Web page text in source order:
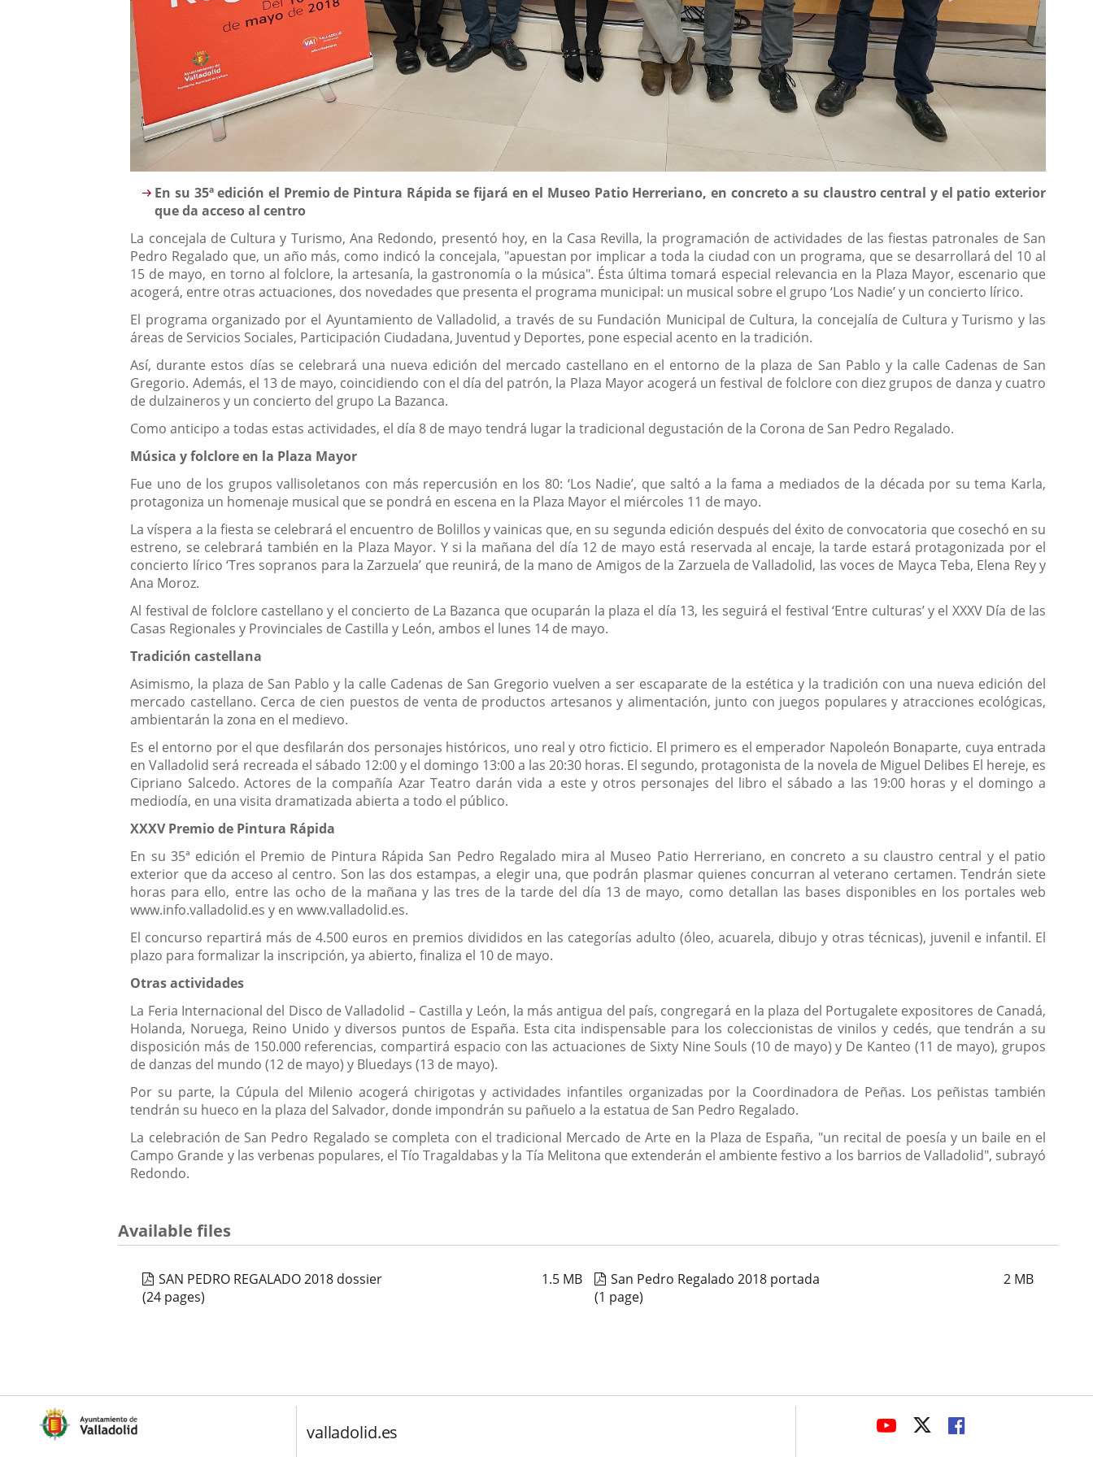
Descripción
En su 35ª edición el Premio de Pintura Rápida se fijará en el Museo Patio Herreriano, en concreto a su claustro central y el patio exterior
que da acceso al centro
La concejala de Cultura y Turismo, Ana Redondo, presentó hoy, en la Casa Revilla, la programación de actividades de las fiestas patronales de San
Pedro Regalado que, un año más, como indicó la concejala, "apuestan por implicar a toda la ciudad con un programa, que se desarrollará del 10 al
15 de mayo, en torno al folclore, la artesanía, la gastronomía o la música". Ésta última tomará especial relevancia en la Plaza Mayor, escenario que
acogerá, entre otras actuaciones, dos novedades que presenta el programa municipal: un musical sobre el grupo ‘Los Nadie’ y un concierto lírico.
El programa organizado por el Ayuntamiento de Valladolid, a través de su Fundación Municipal de Cultura, la concejalía de Cultura y Turismo y las
áreas de Servicios Sociales, Participación Ciudadana, Juventud y Deportes, pone especial acento en la tradición.
Así, durante estos días se celebrará una nueva edición del mercado castellano en el entorno de la plaza de San Pablo y la calle Cadenas de San
Gregorio. Además, el 13 de mayo, coincidiendo con el día del patrón, la Plaza Mayor acogerá un festival de folclore con diez grupos de danza y cuatro
de dulzaineros y un concierto del grupo La Bazanca.
Como anticipo a todas estas actividades, el día 8 de mayo tendrá lugar la tradicional degustación de la Corona de San Pedro Regalado.
Música y folclore en la Plaza Mayor
Fue uno de los grupos vallisoletanos con más repercusión en los 80: ‘Los Nadie’, que saltó a la fama a mediados de la década por su tema Karla,
protagoniza un homenaje musical que se pondrá en escena en la Plaza Mayor el miércoles 11 de mayo.
La víspera a la fiesta se celebrará el encuentro de Bolillos y vainicas que, en su segunda edición después del éxito de convocatoria que cosechó en su
estreno, se celebrará también en la Plaza Mayor. Y si la mañana del día 12 de mayo está reservada al encaje, la tarde estará protagonizada por el
concierto lírico ‘Tres sopranos para la Zarzuela’ que reunirá, de la mano de Amigos de la Zarzuela de Valladolid, las voces de Mayca Teba, Elena Rey y
Ana Moroz.
Al festival de folclore castellano y el concierto de La Bazanca que ocuparán la plaza el día 13, les seguirá el festival ‘Entre culturas’ y el XXXV Día de las
Casas Regionales y Provinciales de Castilla y León, ambos el lunes 14 de mayo.
Tradición castellana
Asimismo, la plaza de San Pablo y la calle Cadenas de San Gregorio vuelven a ser escaparate de la estética y la tradición con una nueva edición del
mercado castellano. Cerca de cien puestos de venta de productos artesanos y alimentación, junto con juegos populares y atracciones ecológicas,
ambientarán la zona en el medievo.
Es el entorno por el que desfilarán dos personajes históricos, uno real y otro ficticio. El primero es el emperador Napoleón Bonaparte, cuya entrada
en Valladolid será recreada el sábado 12:00 y el domingo 13:00 a las 20:30 horas. El segundo, protagonista de la novela de Miguel Delibes El hereje, es
Cipriano Salcedo. Actores de la compañía Azar Teatro darán vida a este y otros personajes del libro el sábado a las 19:00 horas y el domingo a
mediodía, en una visita dramatizada abierta a todo el público.
XXXV Premio de Pintura Rápida
En su 35ª edición el Premio de Pintura Rápida San Pedro Regalado mira al Museo Patio Herreriano, en concreto a su claustro central y el patio
exterior que da acceso al centro. Son las dos estampas, a elegir una, que podrán plasmar quienes concurran al veterano certamen. Tendrán siete
horas para ello, entre las ocho de la mañana y las tres de la tarde del día 13 de mayo, como detallan las bases disponibles en los portales web
www.info.valladolid.es y en www.valladolid.es.
El concurso repartirá más de 4.500 euros en premios divididos en las categorías adulto (óleo, acuarela, dibujo y otras técnicas), juvenil e infantil. El
plazo para formalizar la inscripción, ya abierto, finaliza el 10 de mayo.
Otras actividades
La Feria Internacional del Disco de Valladolid – Castilla y León, la más antigua del país, congregará en la plaza del Portugalete expositores de Canadá,
Holanda, Noruega, Reino Unido y diversos puntos de España. Esta cita indispensable para los coleccionistas de vinilos y cedés, que tendrán a su
disposición más de 150.000 referencias, compartirá espacio con las actuaciones de Sixty Nine Souls (10 de mayo) y De Kanteo (11 de mayo), grupos
de danzas del mundo (12 de mayo) y Bluedays (13 de mayo).
Por su parte, la Cúpula del Milenio acogerá chirigotas y actividades infantiles organizadas por la Coordinadora de Peñas. Los peñistas también
tendrán su hueco en la plaza del Salvador, donde impondrán su pañuelo a la estatua de San Pedro Regalado.
La celebración de San Pedro Regalado se completa con el tradicional Mercado de Arte en la Plaza de España, "un recital de poesía y un baile en el
Campo Grande y las verbenas populares, el Tío Tragaldabas y la Tía Melitona que extenderán el ambiente festivo a los barrios de Valladolid", subrayó
Redondo.
Available files
SAN PEDRO REGALADO 2018 dossier 1.5 MB
(24 pages)
San Pedro Regalado 2018 portada 2 MB
(1 page)
valladolid.es
LINK
LINK